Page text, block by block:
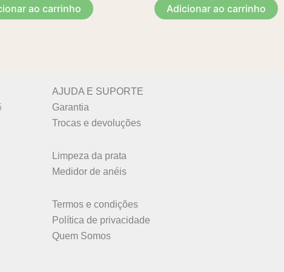
ao carrinho Adicionar ao carrinho
AJUDA E SUPORTE
Garantia
Trocas e devoluções
Limpeza da prata
Medidor de anéis
Termos e condições
Política de privacidade
Quem Somos